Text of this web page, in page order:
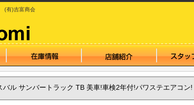
(有)吉富商会
バル サンバートラック TB 美車!車検2年付!パワステエアコン!